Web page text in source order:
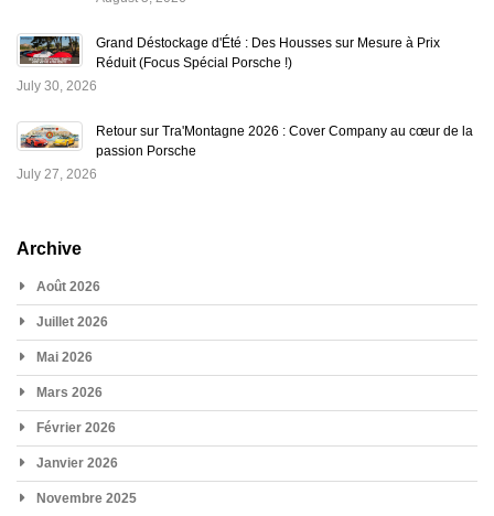
Grand Déstockage d'Été : Des Housses sur Mesure à Prix
Réduit (Focus Spécial Porsche !)
July 30, 2026
Retour sur Tra'Montagne 2026 : Cover Company au cœur de la
passion Porsche
July 27, 2026
Archive
Août 2026
Juillet 2026
Mai 2026
Mars 2026
Février 2026
Janvier 2026
Novembre 2025